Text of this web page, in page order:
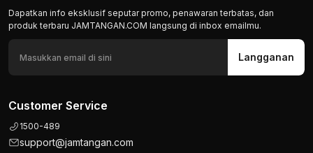
Dapatkan info eksklusif seputar promo, penawaran terbatas, dan
produk terbaru JAMTANGAN.COM langsung di inbox emailmu.
Langganan
Customer Service
1500-489
support@jamtangan.com